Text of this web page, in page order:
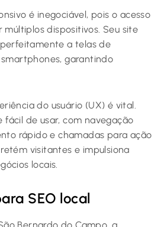
é inegociável, pois o acesso
dispositivos. Seu site
a telas de
garantindo
do usuário (UX) é vital.
fácil de usar, com navegação
rápido e chamadas para ação
visitantes e impulsiona
locais.
SEO local